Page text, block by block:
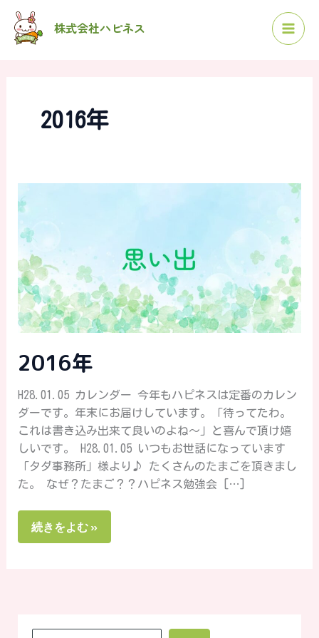
株式会社ハピネス
2016年
2016年
H28.01.05 カレンダー 今年もハピネスは定番のカレン
ダーです。年末にお届けしています。「待ってたわ。
これは書き込み出来て良いのよね～」と喜んで頂け嬉
しいです。 H28.01.05 いつもお世話になっています
「タダ事務所」様より♪ たくさんのたまごを頂きまし
た。 なぜ？たまご？？ハピネス勉強会 […]
2016
続きをよむ »
検
索